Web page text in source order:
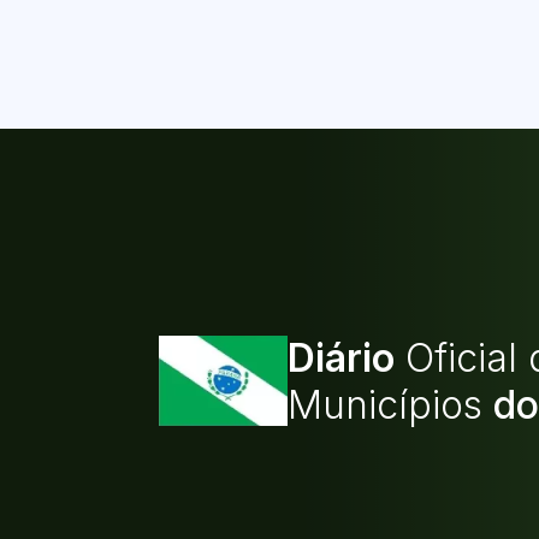
Diário Oficial
Municípios